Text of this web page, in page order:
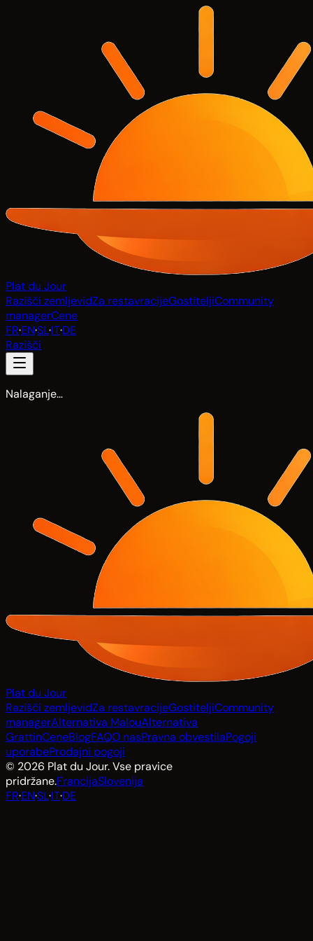
Plat du Jour
Razišči zemljevidZa restavracijeGostiteljiCommunity
managerCene
FR·EN·SL·IT·DE
Razišči
Nalaganje…
Plat du Jour
Razišči zemljevidZa restavracijeGostiteljiCommunity
managerAlternativa MalouAlternativa
GrattinCeneBlogFAQO nasPravna obvestilaPogoji
uporabeProdajni pogoji
© 2026 Plat du Jour. Vse pravice
pridržane.FrancijaSlovenija
FR·EN·SL·IT·DE